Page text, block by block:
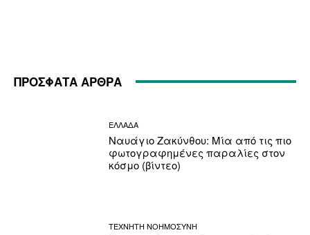
ΠΡΟΣΦΑΤΑ ΑΡΘΡΑ
ΕΛΛΑΔΑ
Ναυάγιο Ζακύνθου: Μία από τις πιο
φωτογραφημένες παραλίες στον
κόσμο (βίντεο)
ΤΕΧΝΗΤΗ ΝΟΗΜΟΣΥΝΗ